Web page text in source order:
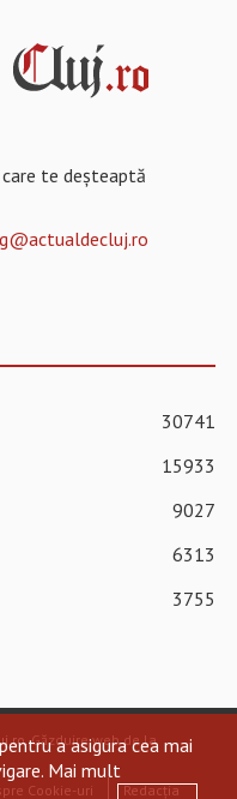
care te deșteaptă
30741
15933
9027
6313
3755
Găzduire web de la
Cookie-uri Redacția
a asigura cea mai
Mai mult